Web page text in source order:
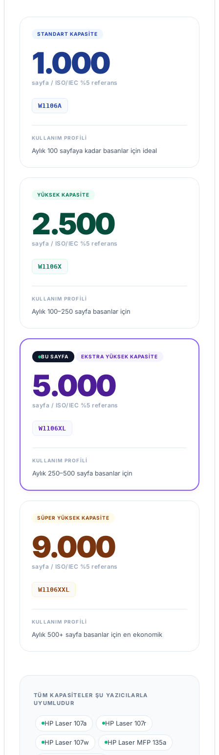
STANDART KAPASİTE
1.000
sayfa / ISO/IEC %5 referans
W1106A
KULLANIM PROFILI
Aylık 100 sayfaya kadar basanlar için ideal
YÜKSEK KAPASİTE
2.500
sayfa / ISO/IEC %5 referans
W1106X
KULLANIM PROFILI
Aylık 100–250 sayfa basanlar için
BU SAYFA EKSTRA YÜKSEK KAPASİTE
5.000
sayfa / ISO/IEC %5 referans
W1106XL
KULLANIM PROFILI
Aylık 250–500 sayfa basanlar için
SÜPER YÜKSEK KAPASİTE
9.000
sayfa / ISO/IEC %5 referans
W1106XXL
KULLANIM PROFILI
Aylık 500+ sayfa basanlar için en ekonomik
TÜM KAPASITELER ŞU YAZICILARLA
UYUMLUDUR
HP Laser 107a HP Laser 107r
HP Laser 107w HP Laser MFP 135a